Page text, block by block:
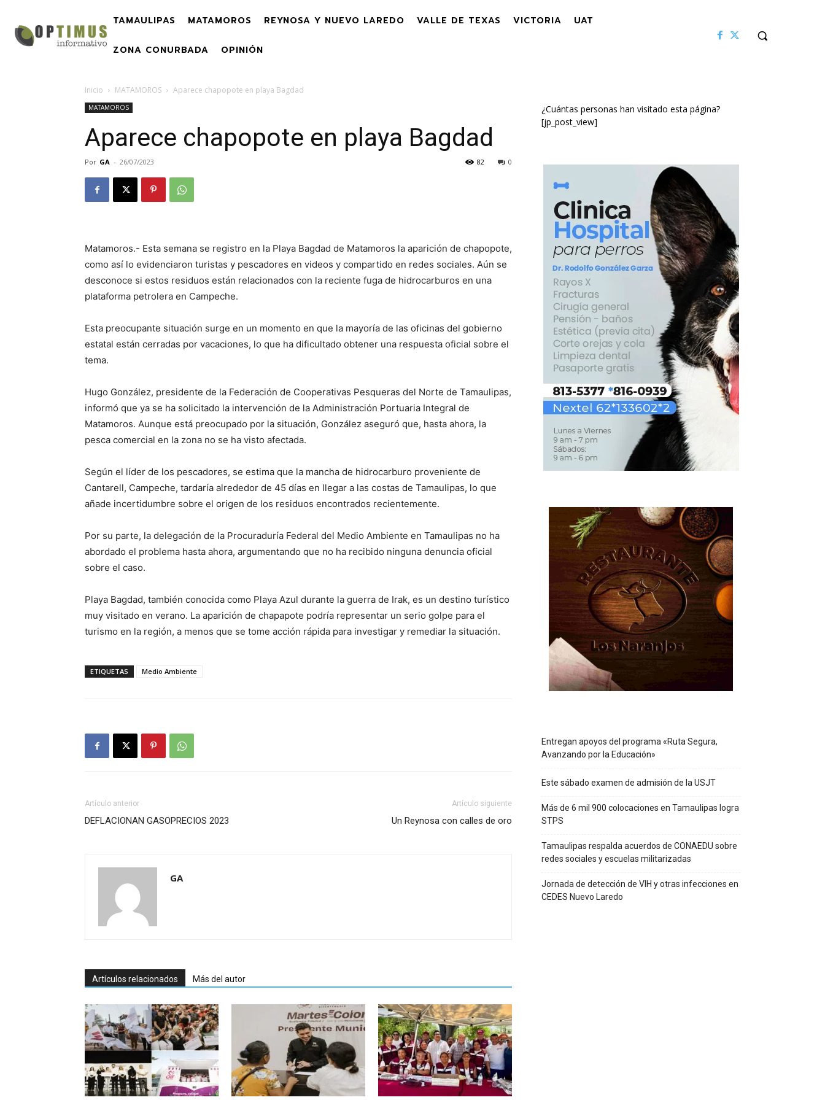
TAMAULIPAS MATAMOROS REYNOSA Y NUEVO LAREDO VALLE DE TEXAS VICTORIA UAT
ZONA CONURBADA OPINIÓN
Inicio MATAMOROS Aparece chapopote en playa Bagdad
MATAMOROS
Aparece chapopote en playa Bagdad
Por GA - 26/07/2023 0
82
Matamoros.- Esta semana se registro en la Playa Bagdad de Matamoros la aparición de chapopote,
como así lo evidenciaron turistas y pescadores en videos y compartido en redes sociales. Aún se
desconoce si estos residuos están relacionados con la reciente fuga de hidrocarburos en una
plataforma petrolera en Campeche.
Esta preocupante situación surge en un momento en que la mayoría de las oficinas del gobierno
estatal están cerradas por vacaciones, lo que ha dificultado obtener una respuesta oficial sobre el
tema.
Hugo González, presidente de la Federación de Cooperativas Pesqueras del Norte de Tamaulipas,
informó que ya se ha solicitado la intervención de la Administración Portuaria Integral de
Matamoros. Aunque está preocupado por la situación, González aseguró que, hasta ahora, la
pesca comercial en la zona no se ha visto afectada.
Según el líder de los pescadores, se estima que la mancha de hidrocarburo proveniente de
Cantarell, Campeche, tardaría alrededor de 45 días en llegar a las costas de Tamaulipas, lo que
añade incertidumbre sobre el origen de los residuos encontrados recientemente.
Por su parte, la delegación de la Procuraduría Federal del Medio Ambiente en Tamaulipas no ha
abordado el problema hasta ahora, argumentando que no ha recibido ninguna denuncia oficial
sobre el caso.
Playa Bagdad, también conocida como Playa Azul durante la guerra de Irak, es un destino turístico
muy visitado en verano. La aparición de chapapote podría representar un serio golpe para el
turismo en la región, a menos que se tome acción rápida para investigar y remediar la situación.
ETIQUETAS Medio Ambiente
Artículo anterior
DEFLACIONAN GASOPRECIOS 2023
Artículo siguiente
Un Reynosa con calles de oro
GA
Artículos relacionados Más del autor
¿Cuántas personas han visitado esta página?
[jp_post_view]
Entregan apoyos del programa «Ruta Segura,
Avanzando por la Educación»
Este sábado examen de admisión de la USJT
Más de 6 mil 900 colocaciones en Tamaulipas logra
STPS
Tamaulipas respalda acuerdos de CONAEDU sobre
redes sociales y escuelas militarizadas
Jornada de detección de VIH y otras infecciones en
CEDES Nuevo Laredo